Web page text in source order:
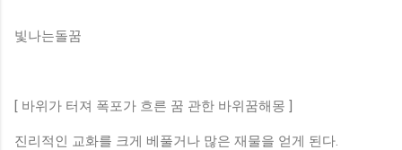
빛나는돌꿈
[ 바위가 터져 폭포가 흐른 꿈 관한 바위꿈해몽 ]
진리적인 교화를 크게 베풀거나 많은 재물을 얻게 된다.